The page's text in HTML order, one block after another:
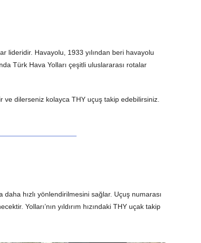
lideridir. Havayolu, 1933 yılından beri havayolu
Türk Hava Yolları çeşitli uluslararası rotalar
ve dilerseniz kolayca THY uçuş takip edebilirsiniz.
hızlı yönlendirilmesini sağlar. Uçuş numarası
Yolları’nın yıldırım hızındaki THY uçak takip